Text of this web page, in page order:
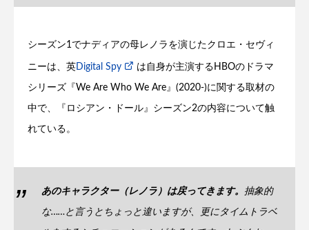
シーズン1でナディアの母レノラを演じたクロエ・セヴィ
ニーは、英 Digital Spy は自身が主演するHBOのドラマ
シリーズ『We Are Who We Are』(2020-)に関する取材の
中で、『ロシアン・ドール』シーズン2の内容について触
れている。
あのキャラクター（レノラ）は戻ってきます。 抽象的
な……と言うとちょっと違いますが、更にタイムトラベ